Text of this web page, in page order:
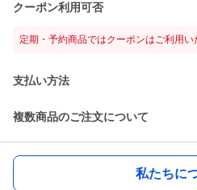
クーポン利用可否
定期・予約商品ではクーポンはご利用い
支払い方法
複数商品のご注文について
私たちに